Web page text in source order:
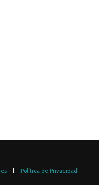
Política de Privacidad